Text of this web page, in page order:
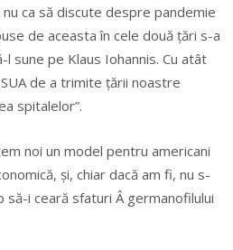
ca să discute despre pandemie
de aceasta în cele două țări s-a
sune pe Klaus Iohannis. Cu atât
de a trimite țării noastre
spitalelor”.
noi un model pentru americani
și, chiar dacă am fi, nu s-
i ceară sfaturi Â germanofilului